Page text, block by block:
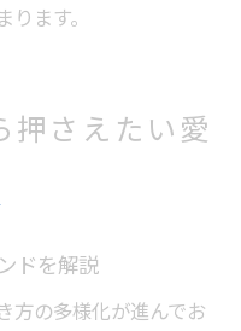
ます。
押さえたい愛
ドを解説
方の多様化が進んでお